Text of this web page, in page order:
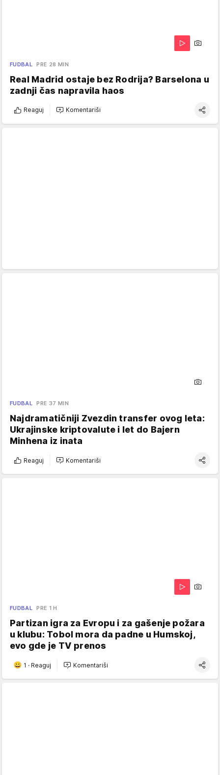
FUDBAL PRE 28 MIN
Real Madrid ostaje bez Rodrija? Barselona u
zadnji čas napravila haos
Reaguj Komentariši
FUDBAL PRE 37 MIN
Najdramatičniji Zvezdin transfer ovog leta:
Ukrajinske kriptovalute i let do Bajern
Minhena iz inata
Reaguj Komentariši
FUDBAL PRE 1 H
Partizan igra za Evropu i za gašenje požara
u klubu: Tobol mora da padne u Humskoj,
evo gde je TV prenos
1 · Reaguj Komentariši